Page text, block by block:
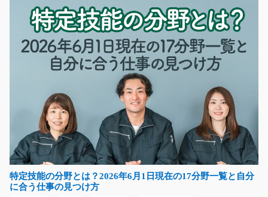
熊本県宇城市
気になる
チルド倉庫内での仕分けのお仕事/t03_00650
チルド倉庫での仕分けのお仕事です☆ 仕事内容はカンタ
ンで指定された商品…
長期（3ヶ月以上）
時給1050円
熊本県上益城郡御船町
特定技能の分野とは？2026年6月1日現在の17分野一覧と自分
に合う仕事の見つけ方